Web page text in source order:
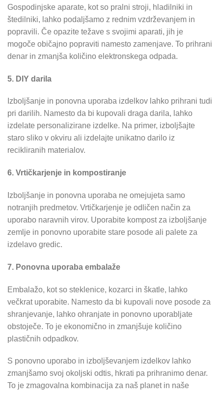
Gospodinjske aparate, kot so pralni stroji, hladilniki in
štedilniki, lahko podaljšamo z rednim vzdrževanjem in
popravili. Če opazite težave s svojimi aparati, jih je
mogoče običajno popraviti namesto zamenjave. To prihrani
denar in zmanjša količino elektronskega odpada.
5. DIY darila
Izboljšanje in ponovna uporaba izdelkov lahko prihrani tudi
pri darilih. Namesto da bi kupovali draga darila, lahko
izdelate personalizirane izdelke. Na primer, izboljšajte
staro sliko v okviru ali izdelajte unikatno darilo iz
recikliranih materialov.
6. Vrtičkarjenje in kompostiranje
Izboljšanje in ponovna uporaba ne omejujeta samo
notranjih predmetov. Vrtičkarjenje je odličen način za
uporabo naravnih virov. Uporabite kompost za izboljšanje
zemlje in ponovno uporabite stare posode ali palete za
izdelavo gredic.
7. Ponovna uporaba embalaže
Embalažo, kot so steklenice, kozarci in škatle, lahko
večkrat uporabite. Namesto da bi kupovali nove posode za
shranjevanje, lahko ohranjate in ponovno uporabljate
obstoječe. To je ekonomično in zmanjšuje količino
plastičnih odpadkov.
S ponovno uporabo in izboljševanjem izdelkov lahko
zmanjšamo svoj okoljski odtis, hkrati pa prihranimo denar.
To je zmagovalna kombinacija za naš planet in naše